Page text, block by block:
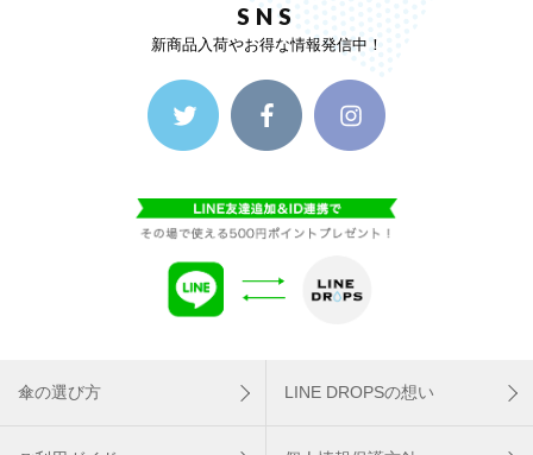
SNS
新商品入荷やお得な情報発信中！
傘の選び方 LINE DROPSの想い